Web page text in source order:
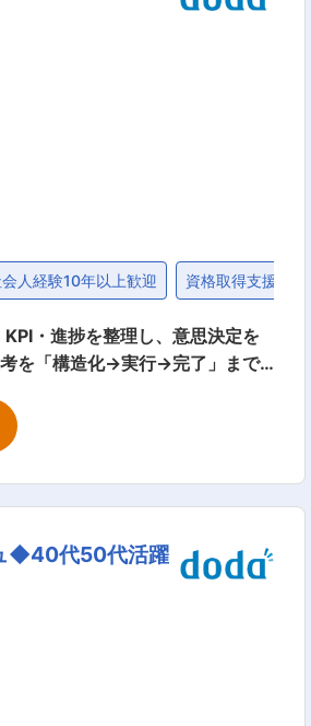
り、社内で技術面のサポートも
しました。各企業がもつ豊富な
人経験10年以上歓迎 資格取得支援制度
移動手段） ・来客対応および社
管理、関係者との連絡調整 ・緊
管理の一部担当、タスクフォロ
◆40代50代活躍